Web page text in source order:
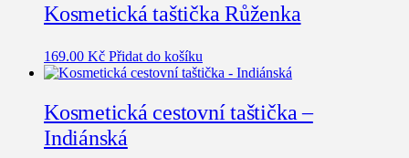
Kosmetická taštička Růženka
169.00 Kč Přidat do košíku
Kosmetická cestovní taštička –
Indiánská